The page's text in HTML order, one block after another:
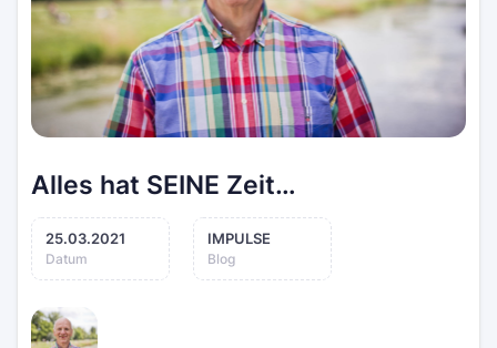
Alles hat SEINE Zeit…
25.03.2021
Datum
IMPULSE
Blog